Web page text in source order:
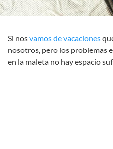
Si nosvamos de vacaciones
nosotros, pero los problemas
en la maleta no hay espacio